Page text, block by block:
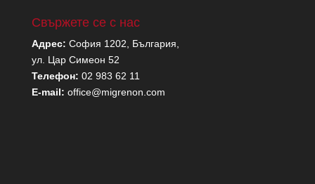
Свържете се с нас
Адрес: София 1202, България,
ул. Цар Симеон 52
Телефон: 02 983 62 11
E-mail: office@migrenon.com